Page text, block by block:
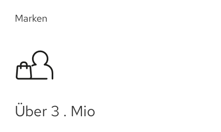
Marken
Über 3 . Mio